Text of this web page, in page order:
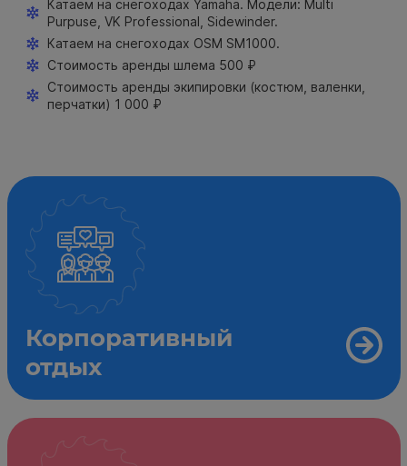
Катаем на снегоходах Yamaha. Модели: Multi
Purpuse, VK Professional, Sidewinder.
Катаем на снегоходах OSM SM1000.
Стоимость аренды шлема 500 ₽
Стоимость аренды экипировки (костюм, валенки,
перчатки) 1 000 ₽
Корпоративный
отдых